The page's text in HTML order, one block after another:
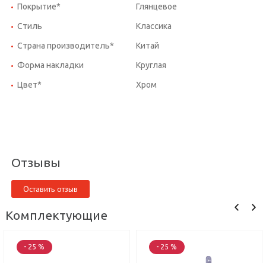
Покрытие* Глянцевое
Стиль Классика
Страна производитель* Китай
Форма накладки Круглая
Цвет* Хром
Отзывы
Оставить отзыв
Комплектующие
- 25 % - 25 %